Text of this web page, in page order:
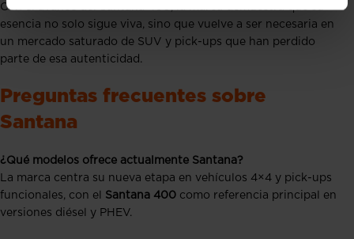
Con el avance del Santana 400, la marca demuestra que su
esencia no solo sigue viva, sino que vuelve a ser necesaria en
un mercado saturado de SUV y pick-ups que han perdido
parte de esa autenticidad.
Preguntas frecuentes sobre
Santana
¿Qué modelos ofrece actualmente Santana?
La marca centra su nueva etapa en vehículos 4×4 y pick-ups
funcionales, con el Santana 400 como referencia principal en
versiones diésel y PHEV.